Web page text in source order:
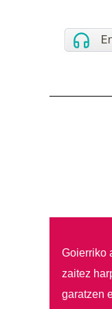
Goierriko
zaitez
garatzen